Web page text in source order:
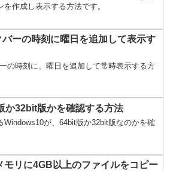
作成し表示する方法です。
ーの時刻に曜日を追加して表示す
の時刻に、曜日を追加して常時表示する方
か32bit版かを確認する方法
Windows10が、64bit版か32bit版なのかを確
リに4GB以上のファイルをコピー